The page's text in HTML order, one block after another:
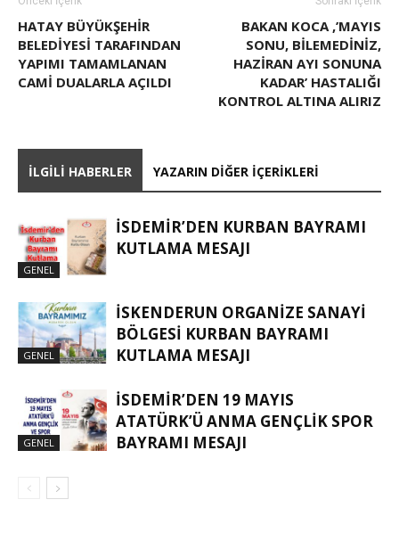
HATAY BÜYÜKŞEHİR
BELEDİYESİ TARAFINDAN
YAPIMI TAMAMLANAN
CAMİ DUALARLA AÇILDI
BAKAN KOCA ,’MAYIS
SONU, BILEMEDINIZ,
HAZIRAN AYI SONUNA
KADAR’ HASTALIĞI
KONTROL ALTINA ALIRIZ
İLGILI HABERLER YAZARIN DIĞER İÇERIKLERI
GENEL
İSDEMIR’DEN KURBAN BAYRAMI
KUTLAMA MESAJI
GENEL
İSKENDERUN ORGANIZE SANAYI
BÖLGESI KURBAN BAYRAMI
KUTLAMA MESAJI
GENEL
İSDEMİR’DEN 19 MAYIS
ATATÜRK’Ü ANMA GENÇLİK SPOR
BAYRAMI MESAJI